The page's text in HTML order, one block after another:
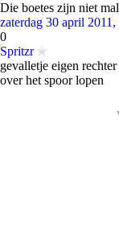
Die boetes zijn niet
zaterdag 30 april
0
Spritzr
gevalletje eigen
over het spoor lopen